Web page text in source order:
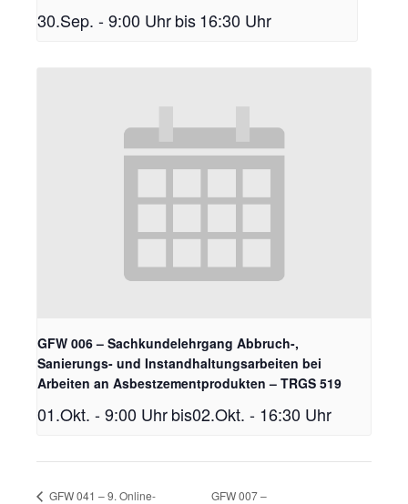
30.Sep. - 9:00 Uhrbis16:30 Uhr
GFW 006 – Sachkundelehrgang Abbruch-,
Sanierungs- und Instandhaltungsarbeiten bei
Arbeiten an Asbestzementprodukten – TRGS 519
01.Okt. - 9:00 Uhrbis02.Okt. - 16:30 Uhr
GFW 041 – 9. Online-
GFW 007 –